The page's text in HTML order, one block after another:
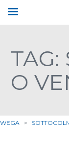
TAG:
O
>